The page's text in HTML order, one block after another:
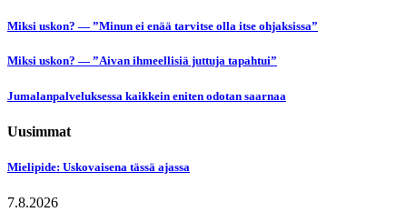
Miksi uskon? — ”Minun ei enää tarvitse olla itse ohjaksissa”
Miksi uskon? — ”Aivan ihmeellisiä juttuja tapahtui”
Jumalanpalveluksessa kaikkein eniten odotan saarnaa
Uusimmat
Mielipide: Uskovaisena tässä ajassa
7.8.2026